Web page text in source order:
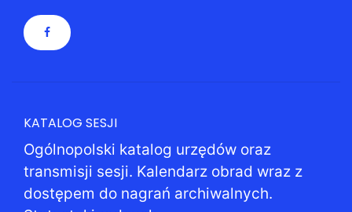
KATALOG SESJI
Ogólnopolski katalog urzędów oraz
transmisji sesji. Kalendarz obrad wraz z
dostępem do nagrań archiwalnych.